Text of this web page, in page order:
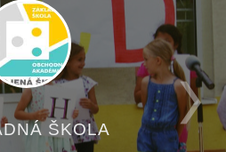
ŠKOLA